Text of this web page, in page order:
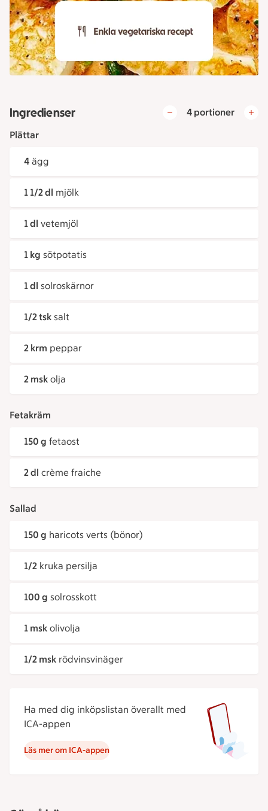
Ingredienser
4 portioner
Plättar
4 ägg
1 1/2 dl mjölk
1 dl vetemjöl
1 kg sötpotatis
1 dl solroskärnor
1/2 tsk salt
2 krm peppar
2 msk olja
Fetakräm
150 g fetaost
2 dl crème fraiche
Sallad
150 g haricots verts (bönor)
1/2 kruka persilja
100 g solrosskott
1 msk olivolja
1/2 msk rödvinsvinäger
Ha med dig inköpslistan överallt med
ICA-appen
Läs mer om ICA-appen